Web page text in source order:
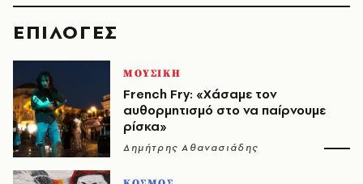
EΠΙΛΟΓΈΣ
ΜΟΥΣΙΚΗ
French Fry: «Χάσαμε τον
αυθορμητισμό στο να παίρνουμε
ρίσκα»
Δημήτρης Αθανασιάδης